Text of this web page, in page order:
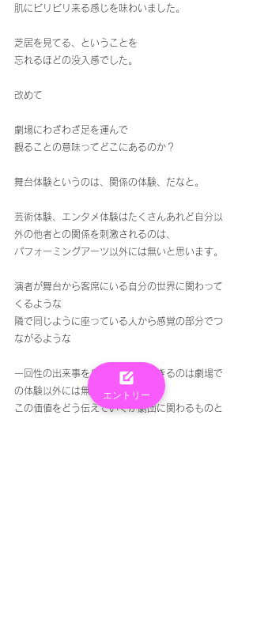
肌にビリビリ来る感じを味わいました。
芝居を見てる、ということを
忘れるほどの没入感でした。
改めて
劇場にわざわざ足を運んで
観ることの意味ってどこにあるのか？
舞台体験というのは、関係の体験、だなと。
芸術体験、エンタメ体験はたくさんあれど自分以
外の他者との関係を刺激されるのは、
パフォーミングアーツ以外には無いと思います。
演者が舞台から客席にいる自分の世界に関わって
くるような
隣で同じように座っている人から感覚の部分でつ
ながるような
一回性の出来事を身体的に共有できるのは劇場で
の体験以外には無いので
この価値をどう伝えていくか劇団に関わるものと
エントリー